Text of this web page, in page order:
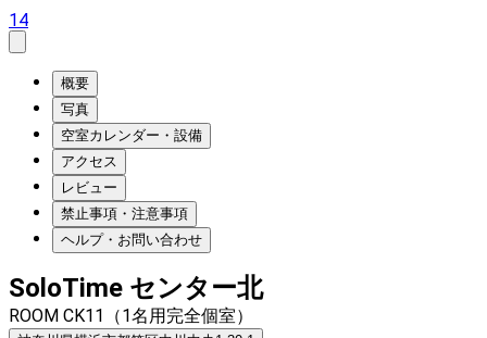
14
概要
写真
空室カレンダー・設備
アクセス
レビュー
禁止事項・注意事項
ヘルプ・お問い合わせ
SoloTime センター北
ROOM CK11（1名用完全個室）